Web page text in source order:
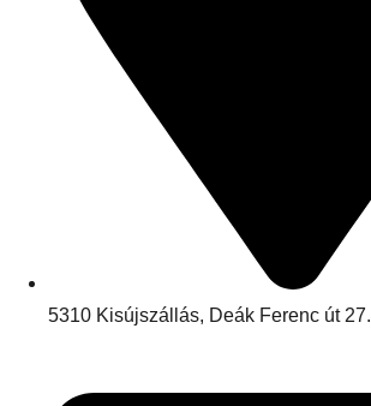
5310 Kisújszállás, Deák Ferenc út 27.